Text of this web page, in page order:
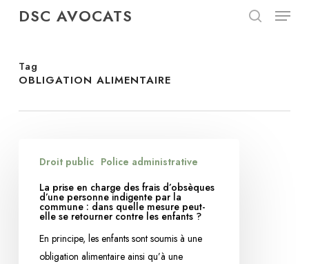
content
DSC AVOCATS Menu
Tag
OBLIGATION ALIMENTAIRE
charge
d’obsèques
Droit public Police administrative
La prise en charge des frais d’obsèques
d’une personne indigente par la
commune : dans quelle mesure peut-
elle se retourner contre les enfants ?
En principe, les enfants sont soumis à une
obligation alimentaire ainsi qu’à une